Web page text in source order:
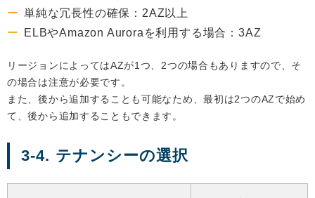
単純な冗長性の確保：2AZ以上
ELBやAmazon Auroraを利用する場合：3AZ
リージョンによってはAZが1つ、2つの場合もありますので、そ
の場合は注意が必要です。
また、後から追加することも可能なため、最初は2つのAZで始め
て、後から追加することもできます。
3-4. テナンシーの選択